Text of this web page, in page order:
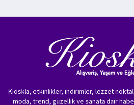
Kioskla, etkinlikler, indirimler, lezzet
moda, trend, güzellik ve sanata dair